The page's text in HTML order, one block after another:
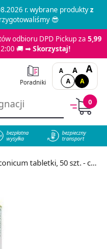
r. wybrane produktyz
😎
odbioru DPD Pickup za 5,99
🚚 ➡Skorzystaj!
Poradniki
A A A
A A
0
bezpłatna
wysyłka
bezpieczny
transport
tabletki, 50 szt. - cena 9,19 zł